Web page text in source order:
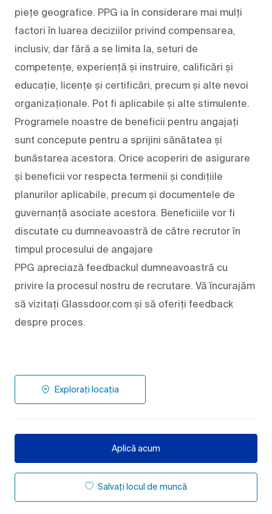
piețe geografice. PPG ia în considerare mai mulți
factori în luarea deciziilor privind compensarea,
inclusiv, dar fără a se limita la, seturi de
competențe, experiență și instruire, calificări și
educație, licențe și certificări, precum și alte nevoi
organizaționale. Pot fi aplicabile și alte stimulente.
Programele noastre de beneficii pentru angajați
sunt concepute pentru a sprijini sănătatea și
bunăstarea acestora. Orice acoperiri de asigurare
și beneficii vor respecta termenii și condițiile
planurilor aplicabile, precum și documentele de
guvernanță asociate acestora. Beneficiile vor fi
discutate cu dumneavoastră de către recrutor în
timpul procesului de angajare
PPG apreciază feedbackul dumneavoastră cu
privire la procesul nostru de recrutare. Vă încurajăm
să vizitați Glassdoor.com și să oferiți feedback
despre proces.
Explorați locația
Aplică acum
Salvați locul de muncă